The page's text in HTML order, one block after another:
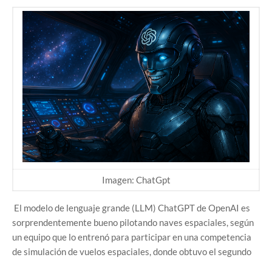
Imagen: ChatGpt
El modelo de lenguaje grande (LLM) ChatGPT de OpenAI es
sorprendentemente bueno pilotando naves espaciales, según
un equipo que lo entrenó para participar en una competencia
de simulación de vuelos espaciales, donde obtuvo el segundo